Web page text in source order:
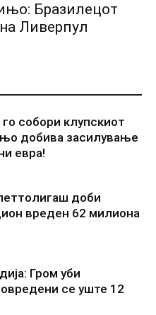
Бразилецот
Ливерпул
собори клупскиот
добива засилување
евра!
доби
вреден 62 милиона
Гром уби
се уште 12